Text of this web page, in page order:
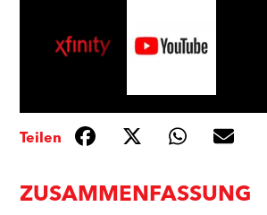
ZUSAMMENFASSUNG
Teilen